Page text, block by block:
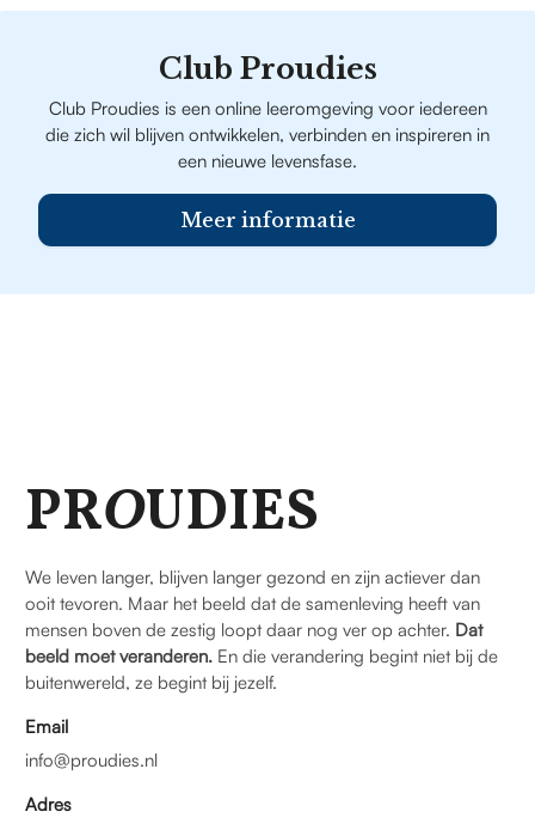
Club Proudies
Club Proudies is een online leeromgeving voor iedereen
die zich wil blijven ontwikkelen, verbinden en inspireren in
een nieuwe levensfase.
Meer informatie
PROUDIES
We leven langer, blijven langer gezond en zijn actiever dan
ooit tevoren. Maar het beeld dat de samenleving heeft van
mensen boven de zestig loopt daar nog ver op achter. Dat
beeld moet veranderen. En die verandering begint niet bij de
buitenwereld, ze begint bij jezelf.
Email
info@proudies.nl
Adres